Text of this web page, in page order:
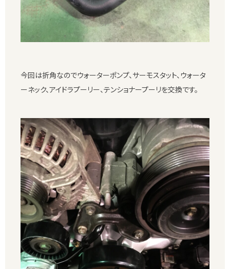
今回は折角なのでウォーターポンプ、サーモスタット、ウォータ
ーネック、アイドラプーリー、テンショナープーリを交換です。